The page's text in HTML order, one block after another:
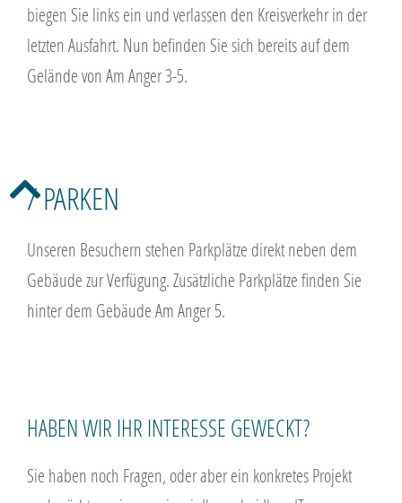
biegen Sie links ein und verlassen den Kreisverkehr in der
letzten Ausfahrt. Nun befinden Sie sich bereits auf dem
Gelände von Am Anger 3-5.
/ PARKEN
Unseren Besuchern stehen Parkplätze direkt neben dem
Gebäude zur Verfügung. Zusätzliche Parkplätze finden Sie
hinter dem Gebäude Am Anger 5.
HABEN WIR IHR INTERESSE GEWECKT?
Sie haben noch Fragen, oder aber ein konkretes Projekt